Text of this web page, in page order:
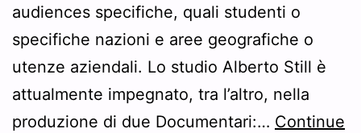
audiences specifiche, quali studenti o
specifiche nazioni e aree geografiche o
utenze aziendali. Lo studio Alberto Still è
attualmente impegnato, tra l’altro, nella
produzione di due Documentari:… Continue